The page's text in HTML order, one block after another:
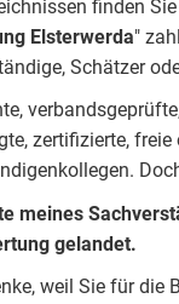
finden
Elsterwerda"
Schätzer
zertifizierte,
en.
meines
gelandet.
weil Sie für die